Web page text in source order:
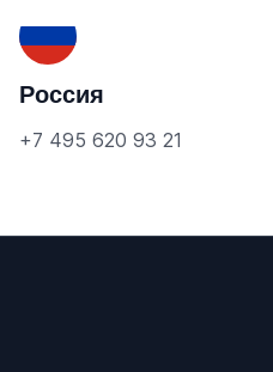
Россия
+7 495 620 93 21